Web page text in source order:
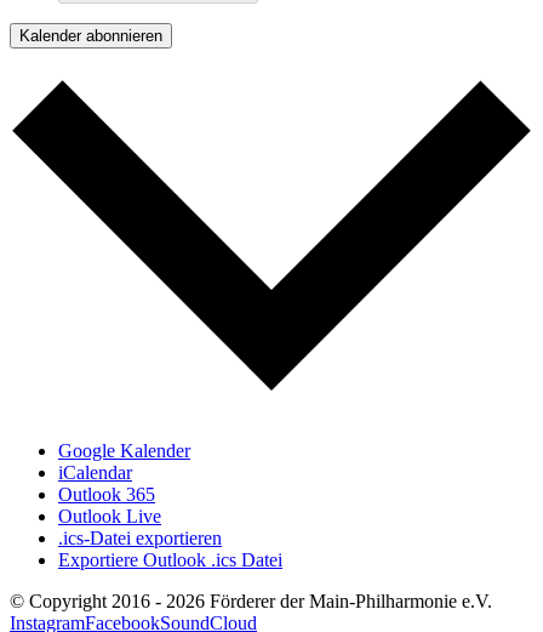
Kalender abonnieren
Google Kalender
iCalendar
Outlook 365
Outlook Live
.ics-Datei exportieren
Exportiere Outlook .ics Datei
© Copyright 2016 - 2026 Förderer der Main-Philharmonie e.V.
InstagramFacebookSoundCloud